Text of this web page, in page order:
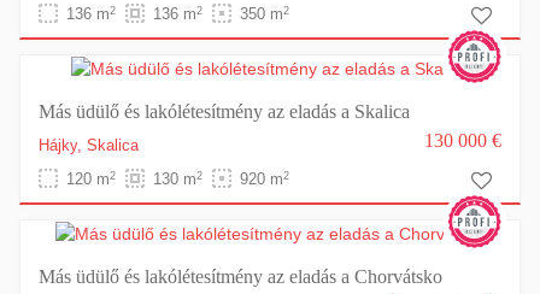
136 m2 136 m2 350 m2
Más üdülő és lakólétesítmény az eladás a Skalica
Hájky, Skalica
120 m2 130 m2 920 m2
130 000 €
Más üdülő és lakólétesítmény az eladás a Chorvátsko